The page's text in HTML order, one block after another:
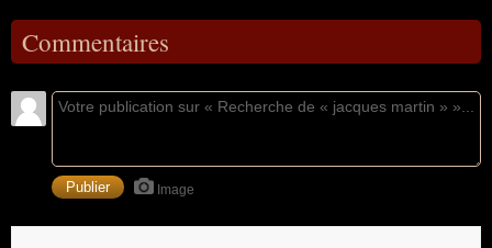
Commentaires
Image